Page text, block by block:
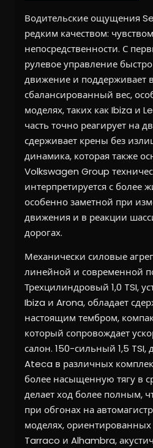
Водительские ощущения
редким качеством: чувством
непосредственности. С
рулевое управление
движение и поддерживает
сбалансированный вес,
моделях, таких как Ibiza и
часть точно реагирует на
сдерживает крены без
динамика, которая также
Volkswagen Group
интерпретируется с более
особенно заметной при
движения и в реакции
дорогах.
Механически силовые
линейной и современной
Трехцилиндровый 1,0 TSI,
Ibiza и Arona, обладает
настоящим тембром,
который сопровождает
салон. 150-сильный 1,5 TSI,
Ateca в различных
более насыщенную тягу в
делает ход более полным,
при обгонах на
моделях,
Tarraco и Alhambra,